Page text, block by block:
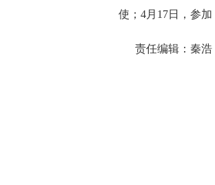
使；4月17日，参
责任编辑：秦浩